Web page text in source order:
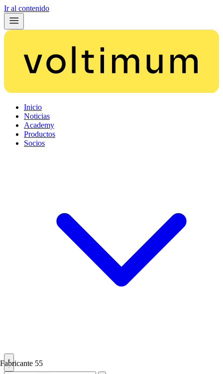
Ir al contenido
Inicio
Noticias
Academy
Productos
Socios
Fabricante 55